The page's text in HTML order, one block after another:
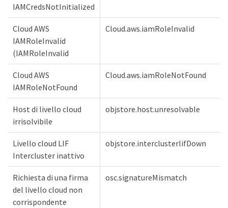
IAMCredsNotInitialized
Cloud AWS
IAMRoleInvalid
(IAMRoleInvalid
Cloud.aws.iamRoleInvalid
Cloud AWS
IAMRoleNotFound
Cloud.aws.iamRoleNotFound
Host di livello cloud
irrisolvibile
objstore.host.unresolvable
Livello cloud LIF
Intercluster inattivo
objstore.interclusterlifDown
Richiesta di una firma
del livello cloud non
corrispondente
osc.signatureMismatch